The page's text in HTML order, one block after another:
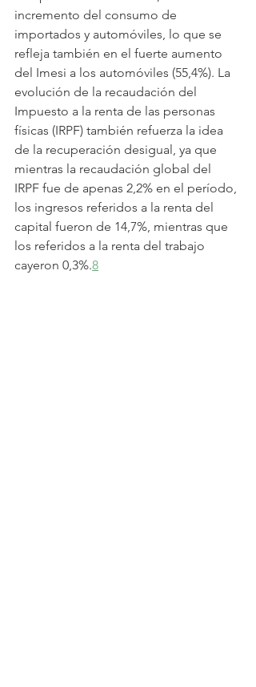
incremento del consumo de
importados y automóviles, lo que se
refleja también en el fuerte aumento
del Imesi a los automóviles (55,4%). La
evolución de la recaudación del
Impuesto a la renta de las personas
físicas (IRPF) también refuerza la idea
de la recuperación desigual, ya que
mientras la recaudación global del
IRPF fue de apenas 2,2% en el período,
los ingresos referidos a la renta del
capital fueron de 14,7%, mientras que
los referidos a la renta del trabajo
cayeron 0,3%.8